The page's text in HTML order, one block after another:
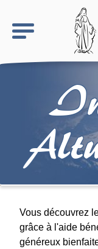
Vous découvrez
grâce à l'aide
généreux